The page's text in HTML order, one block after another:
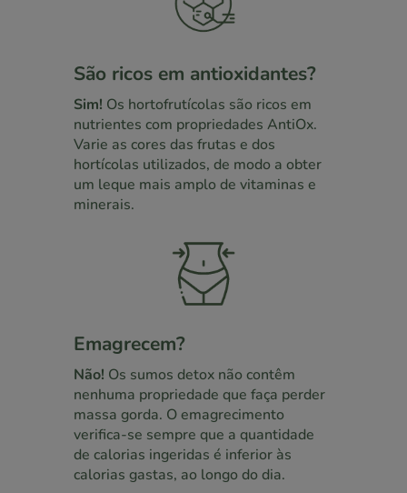
São ricos em antioxidantes?
Sim! Os hortofrutícolas são ricos em
nutrientes com propriedades AntiOx.
Varie as cores das frutas e dos
hortícolas utilizados, de modo a obter
um leque mais amplo de vitaminas e
minerais.
Emagrecem?
Não! Os sumos detox não contêm
nenhuma propriedade que faça perder
massa gorda. O emagrecimento
verifica-se sempre que a quantidade
de calorias ingeridas é inferior às
calorias gastas, ao longo do dia.